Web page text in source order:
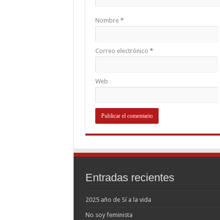
Nombre *
Correo electrónico *
Web
Entradas recientes
2025 año de Sí a la vida
No soy feminista